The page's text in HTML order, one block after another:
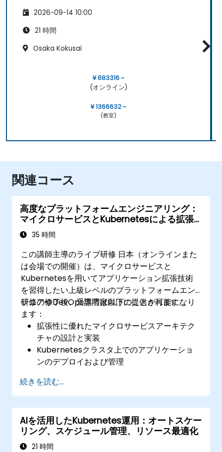
2026-09-14 10:00
21 時間
Osaka Kokusai
¥ 683316 ~
(オンライン)
¥ 1366632 ~
(教室)
関連コース
高度なプラットフォームエンジニアリング：
マイクロサービスとKubernetesによる拡張
性の確保
35 時間
この講師主導のライブ研修 日本（オンラインまた
は会場での開催）は、マイクロサービスと
Kubernetesを用いてアプリケーション拡張技術
を習得したい上級レベルのプラットフォームエン
ジニアやDevOps専門家向けに提供されます。
研修の修了後、受講者は以下のことが可能になり
ます：
拡張性に優れたマイクロサービスアーキテク
チャの設計と実装
Kubernetesクラスタ上でのアプリケーショ
ンのデプロイおよび管理
導入
本番環境におけるマイクロサービスの健全性
の監視と維持
Kubernetes環境においてセキュリティとコ
ンプライアンスに関するベストプラクティス
の適用
続きを読む...
AIを活用したKubernetes運用：オートスケー
リング、スケジュール管理、リソース最適化
21 時間